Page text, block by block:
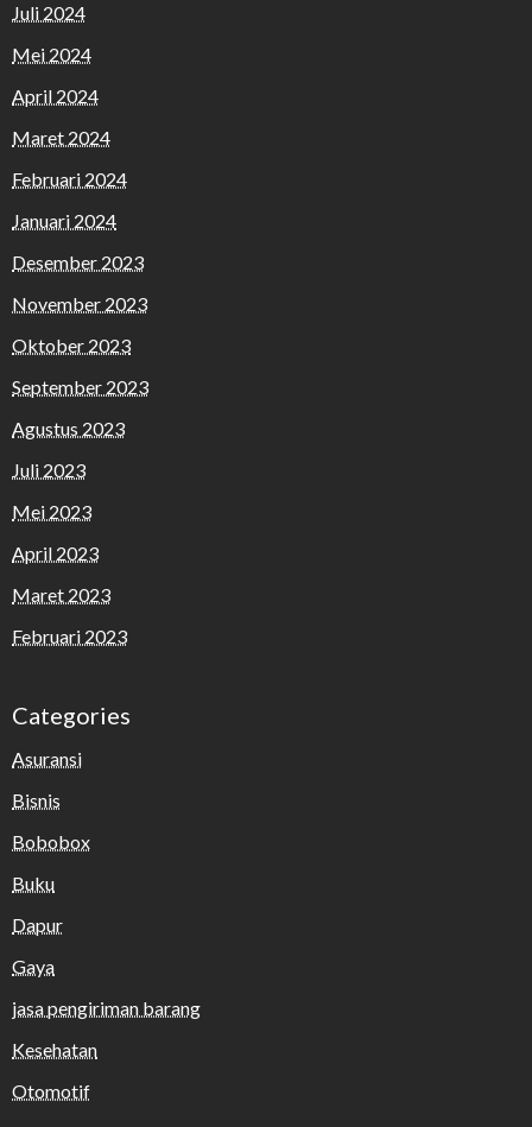
Juli 2024
Mei 2024
April 2024
Maret 2024
Februari 2024
Januari 2024
Desember 2023
November 2023
Oktober 2023
September 2023
Agustus 2023
Juli 2023
Mei 2023
April 2023
Maret 2023
Februari 2023
Categories
Asuransi
Bisnis
Bobobox
Buku
Dapur
Gaya
jasa pengiriman barang
Kesehatan
Otomotif